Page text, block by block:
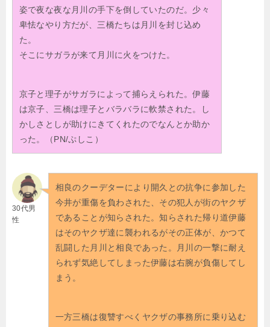
姿で夜な夜な月川の手下を倒していたのだ。少々
卑怯なやり方だが、三橋たちは月川を封じ込め
た。
そこにサガラが来て月川に火をつけた。
京子と理子がサガラによって捕らえられた。伊藤
は京子、三橋は理子とバラバラに軟禁された。し
かしさとしが助けにきてくれたのでなんとか助か
った。（PN/ぷしこ）
30代男
性
相良のクーデターにより開久との抗争に参加した
今井が重傷を負わされた、その犯人が街のヤクザ
であることが知らされた。知らされた帰り道伊藤
はそのヤクザ達に襲われるがその正体が、かつて
乱闘した月川と相良であった。月川の一撃に耐え
られず気絶してしまった伊藤は右腕が負傷してし
まう。
一方三橋は復讐すべくヤクザの事務所に乗り込む